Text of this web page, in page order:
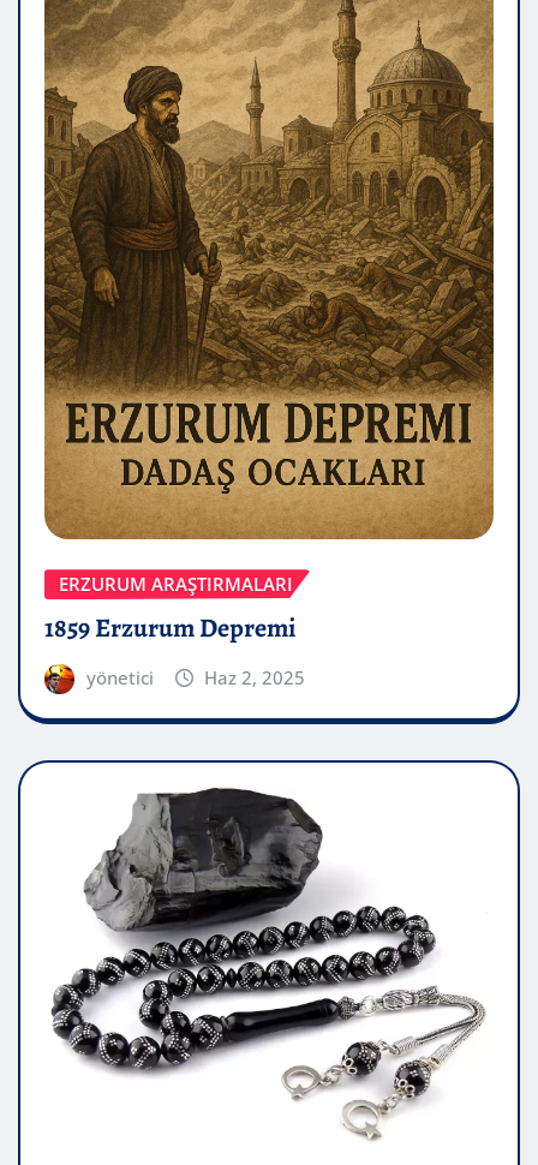
ERZURUM ARAŞTIRMALARI
1859 Erzurum Depremi
yönetici Haz 2, 2025